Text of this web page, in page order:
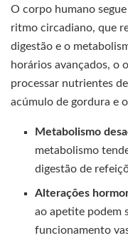
O corpo humano
ritmo circadiano, que
digestão e o
horários avançados, o
processar nutrientes
acúmulo de gordura e
Metabolismo
metabolismo
digestão de
Alterações
ao apetite podem
funcionamento